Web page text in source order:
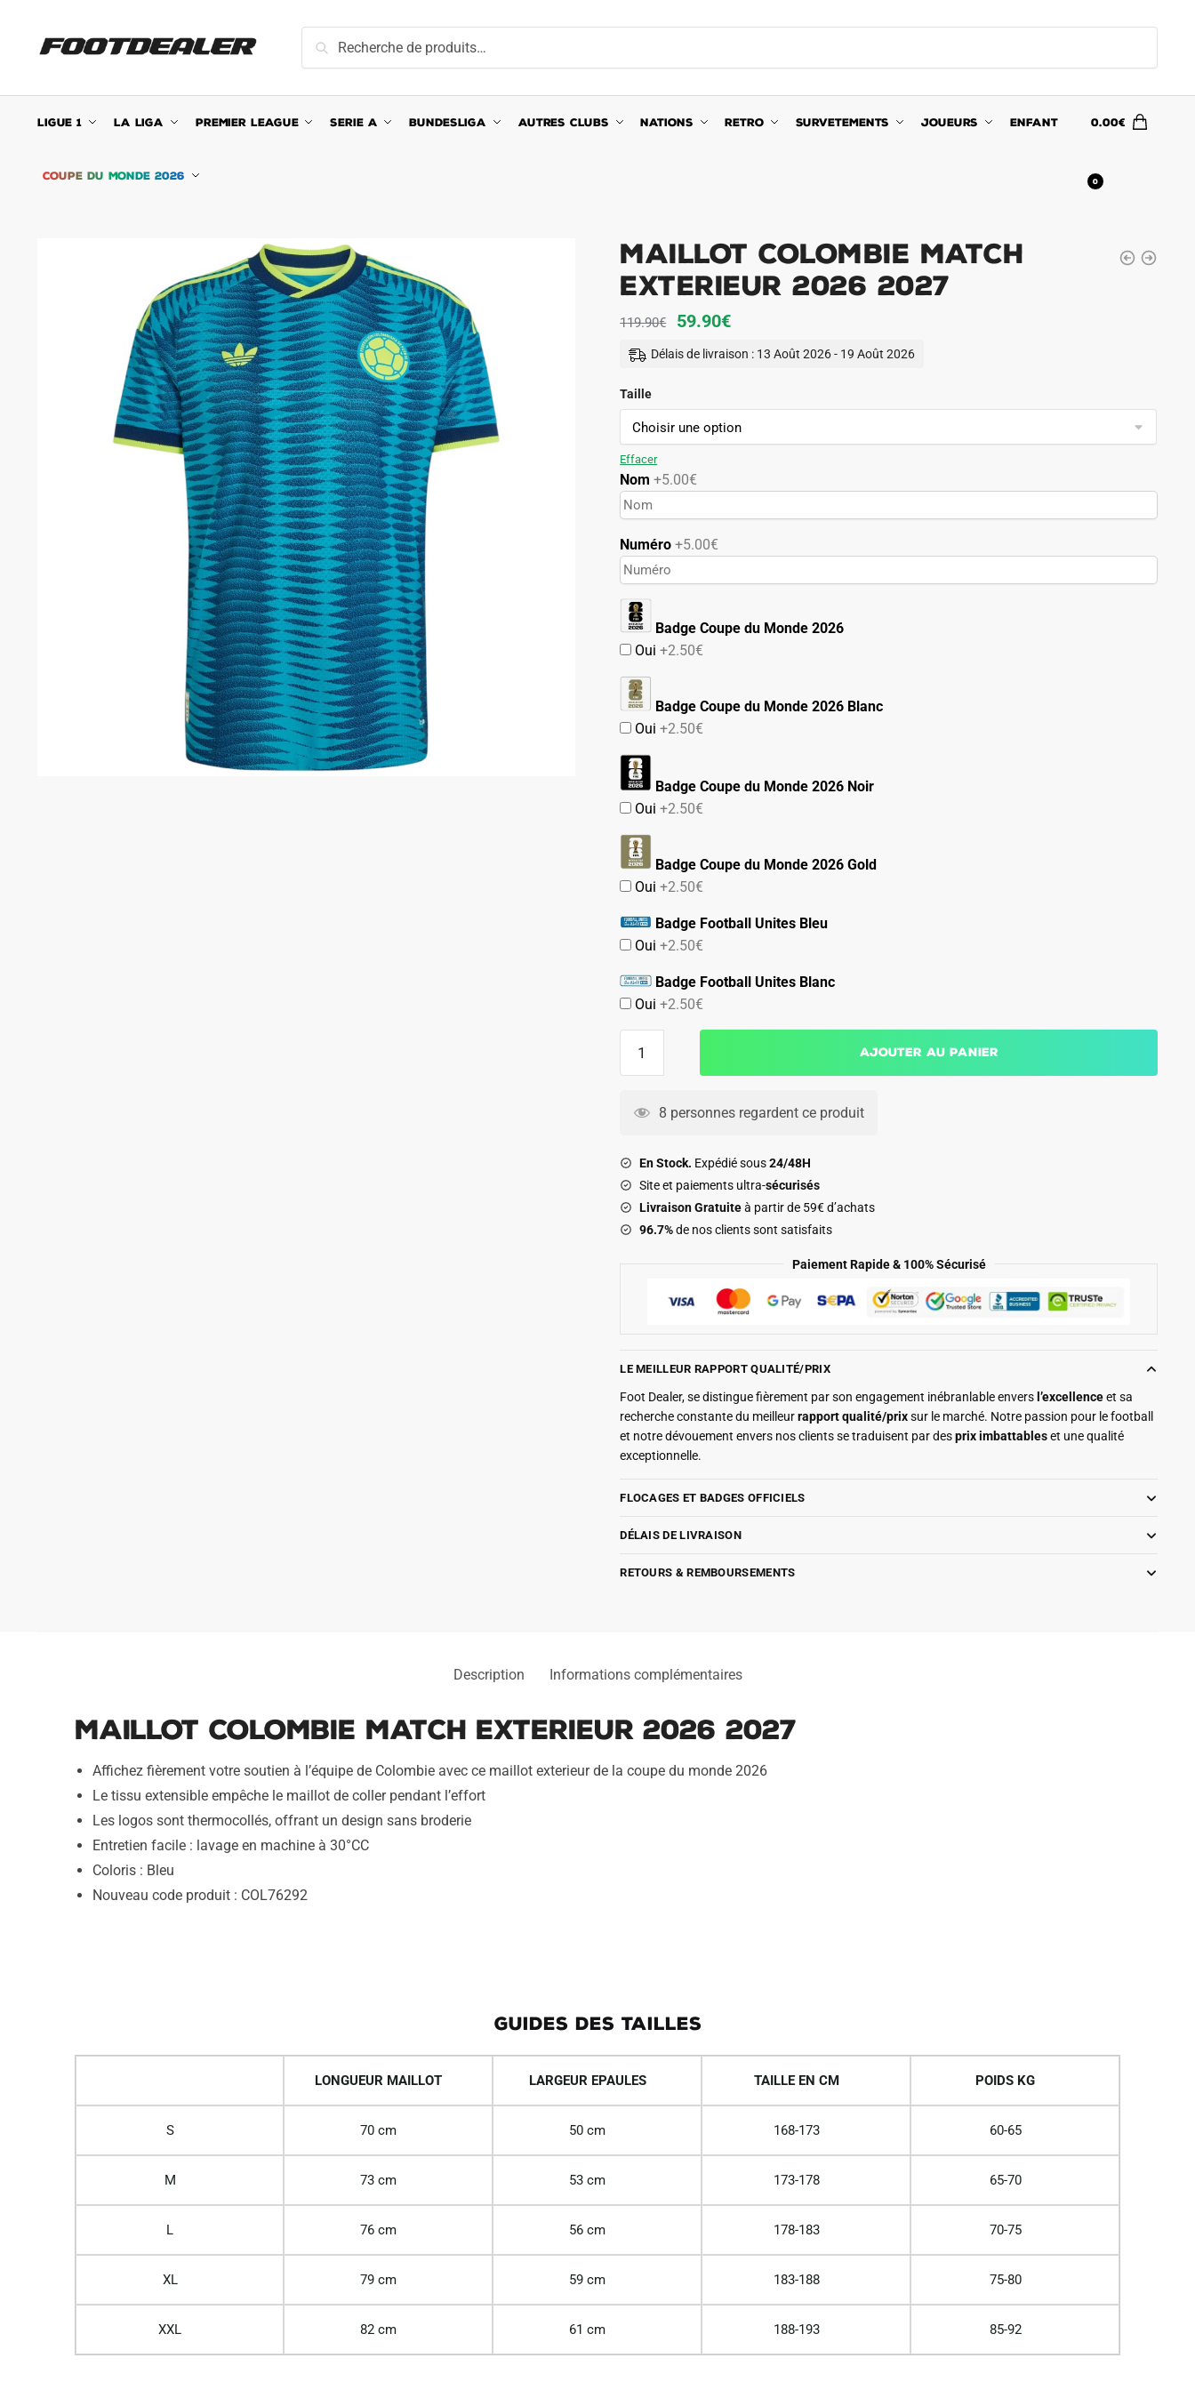
navigation
content
pour :
Recherche
LIGUE 1 LA LIGA PREMIER LEAGUE SERIE A BUNDESLIGA AUTRES CLUBS NATIONS RETRO SURVETEMENTS JOUEURS ENFANT
COUPE DU MONDE 2026
0.00€
0
Maillot Colombie Match
Exterieur 2026 2027
119.90€
Le
prix
119.90€.
59.90€Le
59.90€.
Délais de livraison : 13 Août 2026 - 19 Août 2026
Taille
Effacer
Nom +5.00€
Numéro+5.00€
Badge Coupe du Monde 2026
Oui+2.50€
Badge Coupe du Monde 2026 Blanc
Oui+2.50€
Badge Coupe du Monde 2026 Noir
Oui+2.50€
Badge Coupe du Monde 2026 Gold
Oui+2.50€
Badge Football Unites Bleu
Oui+2.50€
Badge Football Unites Blanc
Oui+2.50€
Colombie
2026
2027
Ajouter au panier
8 personnes regardent ce produit
En Stock. Expédié sous24/48H
Site et paiements ultra-sécurisés
Livraison Gratuiteà partir de 59€ d’achats
96.7%de nos clients sont satisfaits
Paiement Rapide & 100% Sécurisé
LE MEILLEUR RAPPORT QUALITÉ/PRIX
Foot Dealer, se distingue fièrement par son engagement inébranlable envers l’excellenceet sa
recherche constante du meilleurrapport qualité/prixsur le marché. Notre passion pour le football
et notre dévouement envers nos clients se traduisent par desprix imbattableset une qualité
exceptionnelle.
FLOCAGES ET BADGES OFFICIELS
DÉLAIS DE LIVRAISON
RETOURS & REMBOURSEMENTS
Description Informations complémentaires
Maillot Colombie Match Exterieur 2026 2027
Affichez fièrement votre soutien à l’équipe de Colombie avec ce maillot exterieur de la coupe du monde 2026
Le tissu extensible empêche le maillot de coller pendant l’effort
Les logos sont thermocollés, offrant un design sans broderie
Entretien facile : lavage en machine à 30°CC
Coloris : Bleu
Nouveau code produit : COL76292
GUIDES DES TAILLES
LONGUEUR MAILLOT LARGEUR EPAULES TAILLE EN CM POIDS KG
S 70 cm 50 cm 168-173 60-65
M 73 cm 53 cm 173-178 65-70
L 76 cm 56 cm 178-183 70-75
XL 79 cm 59 cm 183-188 75-80
XXL 82 cm 61 cm 188-193 85-92